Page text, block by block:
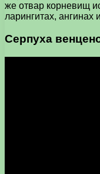
же отвар корневищ
ларингитах, ангинах
Серпуха